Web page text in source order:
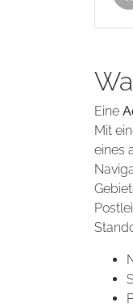
Eine
Mit
eines